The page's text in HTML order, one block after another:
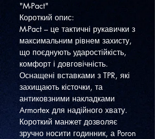
"M-Pact"
Короткий опис:
M-Pact – це тактичні рукавички з
максимальним рівнем захисту,
що поєднують ударостійкість,
комфорт і довговічність.
Оснащені вставками з TPR, які
захищають кісточки, та
антиковзними накладками
Armortex для надійного хвату.
Короткий манжет дозволяє
зручно носити годинник, а Poron